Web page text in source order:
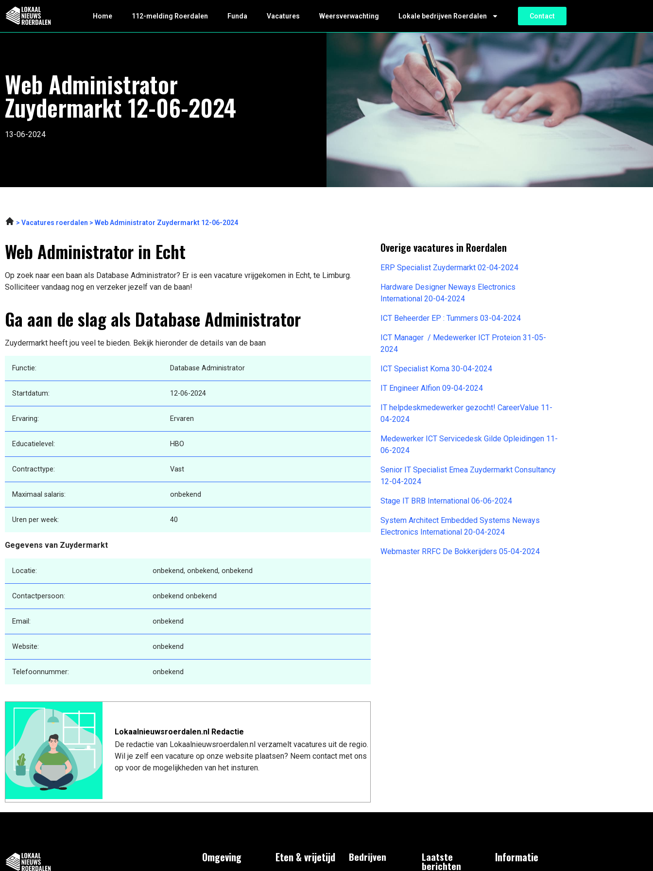
Home 112-melding Roerdalen Funda Vacatures Weersverwachting Lokale bedrijven Roerdalen Contact
Web Administrator
Zuydermarkt 12-06-2024
13-06-2024
Vacatures roerdalen Web Administrator Zuydermarkt 12-06-2024
Web Administrator in Echt
Op zoek naar een baan als Database Administrator? Er is een vacature vrijgekomen in Echt, te Limburg.
Solliciteer vandaag nog en verzeker jezelf van de baan!
Ga aan de slag als Database Administrator
Zuydermarkt heeft jou veel te bieden. Bekijk hieronder de details van de baan
Functie: Database Administrator
Startdatum: 12-06-2024
Ervaring: Ervaren
Educatielevel: HBO
Contracttype: Vast
Maximaal salaris: onbekend
Uren per week: 40
Gegevens van Zuydermarkt
Locatie: onbekend, onbekend, onbekend
Contactpersoon: onbekend onbekend
Email: onbekend
Website: onbekend
Telefoonnummer: onbekend
Lokaalnieuwsroerdalen.nl Redactie
De redactie van Lokaalnieuwsroerdalen.nl verzamelt vacatures uit de regio.
Wil je zelf een vacature op onze website plaatsen? Neem contact met ons
op voor de mogelijkheden van het insturen.
Overige vacatures in Roerdalen
ERP Specialist Zuydermarkt 02-04-2024
Hardware Designer Neways Electronics
International 20-04-2024
ICT Beheerder EP : Tummers 03-04-2024
ICT Manager / Medewerker ICT Proteion 31-05-
2024
ICT Specialist Koma 30-04-2024
IT Engineer Alfion 09-04-2024
IT helpdeskmedewerker gezocht! CareerValue 11-
04-2024
Medewerker ICT Servicedesk Gilde Opleidingen 11-
06-2024
Senior IT Specialist Emea Zuydermarkt Consultancy
12-04-2024
Stage IT BRB International 06-06-2024
System Architect Embedded Systems Neways
Electronics International 20-04-2024
Webmaster RRFC De Bokkerijders 05-04-2024
Omgeving Eten & vrijetijd Bedrijven Laatste
berichten
Informatie